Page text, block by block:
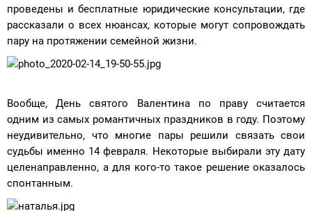
проведены и бесплатные юридические консультации, где
рассказали о всех нюансах, которые могут сопровождать
пару на протяжении семейной жизни.
Вообще, День святого Валентина по праву считается
одним из самых романтичных праздников в году. Поэтому
неудивительно, что многие пары решили связать свои
судьбы именно 14 февраля. Некоторые выбирали эту дату
целенаправленно, а для кого-то такое решение оказалось
спонтанным.